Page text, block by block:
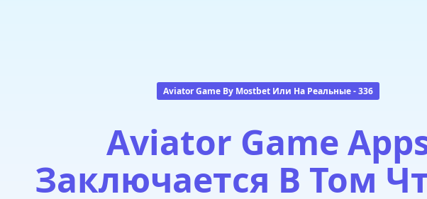
Aviator Game By Mostbet Или На Реальные - 336
Aviator Game
Заключается В Том